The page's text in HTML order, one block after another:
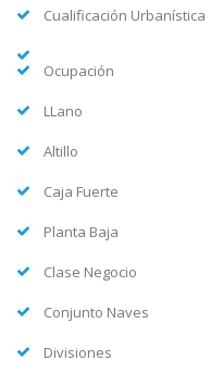
Cualificación Urbanística
Ocupación
LLano
Altillo
Caja Fuerte
Planta Baja
Clase Negocio
Conjunto Naves
Divisiones